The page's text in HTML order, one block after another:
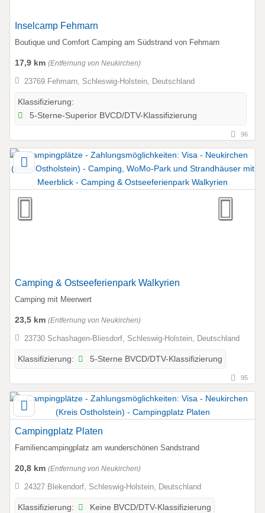
Inselcamp Fehmarn
Boutique und Comfort Camping am Südstrand von Fehmarn
17,9 km (Entfernung von Neukirchen)
23769 Fehmarn, Schleswig-Holstein, Deutschland
Klassifizierung:
5-Sterne-Superior BVCD/DTV-Klassifizierung
96
Camping & Ostseeferienpark Walkyrien
Camping mit Meerwert
23,5 km (Entfernung von Neukirchen)
23730 Schashagen-Bliesdorf, Schleswig-Holstein, Deutschland
Klassifizierung: 5-Sterne BVCD/DTV-Klassifizierung
95
Campingplatz Platen
Familiencampingplatz am wunderschönen Sandstrand
20,8 km (Entfernung von Neukirchen)
24327 Blekendorf, Schleswig-Holstein, Deutschland
Klassifizierung: Keine BVCD/DTV-Klassifizierung